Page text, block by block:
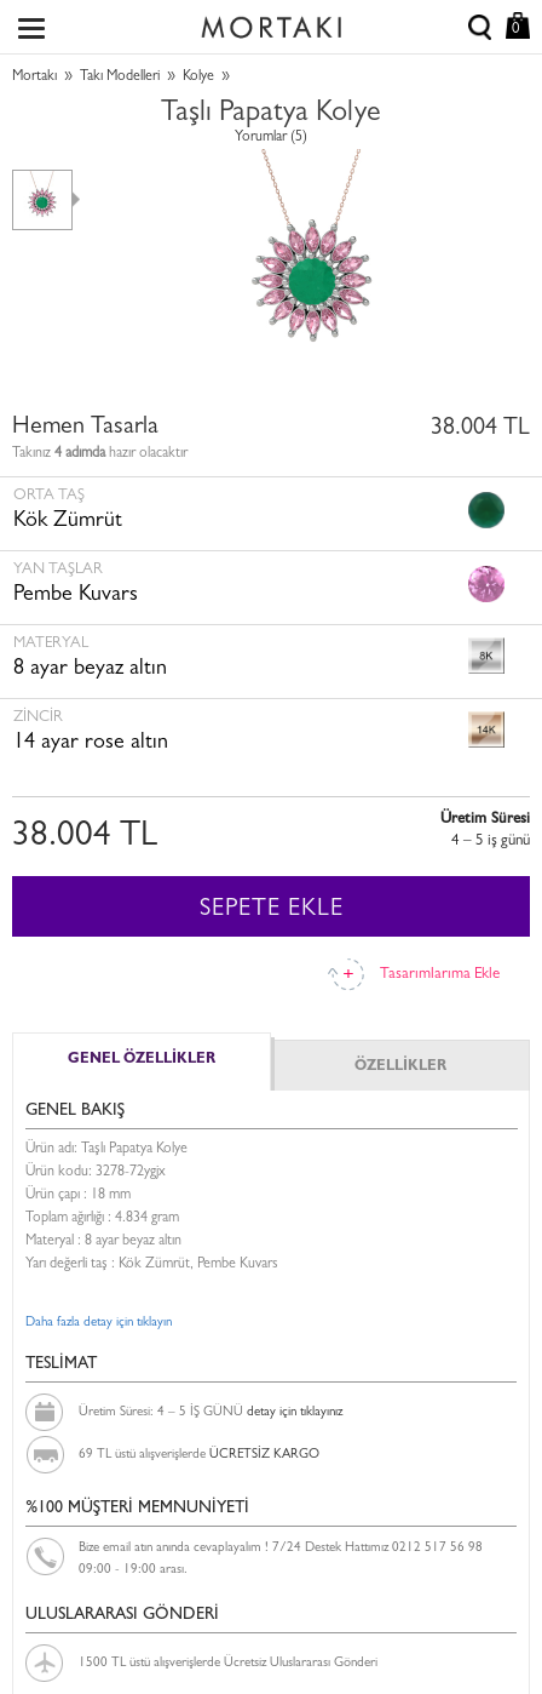
0
Mortakı » Takı Modelleri » Kolye »
Taşlı Papatya Kolye
Yorumlar (5)
Hemen Tasarla
Takınız 4 adımdahazır olacaktır
38.004 TL
ORTA TAŞ
Kök Zümrüt
YAN TAŞLAR
Pembe Kuvars
MATERYAL
8 ayar beyaz altın
ZINCIR
14 ayar rose altın
Tasarımlarıma Ekle
38.004 TL
Üretim Süresi
4 – 5 i̇ş günü
SEPETE EKLE
GENEL ÖZELLİKLER ÖZELLİKLER
GENEL BAKIŞ
Ürün adı: Taşlı Papatya Kolye
Ürün kodu: 3278-72ygjx
Ürün çapı : 18 mm
Toplam ağırlığı : 4.834 gram
Materyal : 8 ayar beyaz altın
Yarı değerli taş : Kök Zümrüt, Pembe Kuvars
Daha fazla detay için tıklayın
TESLİMAT
Üretim Süresi: 4 – 5 İŞ GÜNÜ detay için tıklayınız
69 TL üstü alışverişlerde ÜCRETSİZ KARGO
%100 MÜŞTERİ MEMNUNİYETİ
Bize email atın anında cevaplayalım ! 7/24 Destek Hattımız 0212 517 56 98
09:00 - 19:00 arası.
ULUSLARARASI GÖNDERİ
1500 TL üstü alışverişlerde Ücretsiz Uluslararası Gönderi